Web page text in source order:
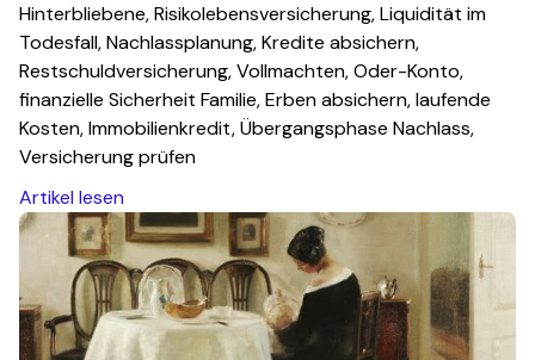
Hinterbliebene, Risikolebensversicherung, Liquidität im
Todesfall, Nachlassplanung, Kredite absichern,
Restschuldversicherung, Vollmachten, Oder-Konto,
finanzielle Sicherheit Familie, Erben absichern, laufende
Kosten, Immobilienkredit, Übergangsphase Nachlass,
Versicherung prüfen
Artikel lesen